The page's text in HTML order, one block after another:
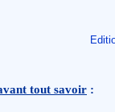
tout savoir :